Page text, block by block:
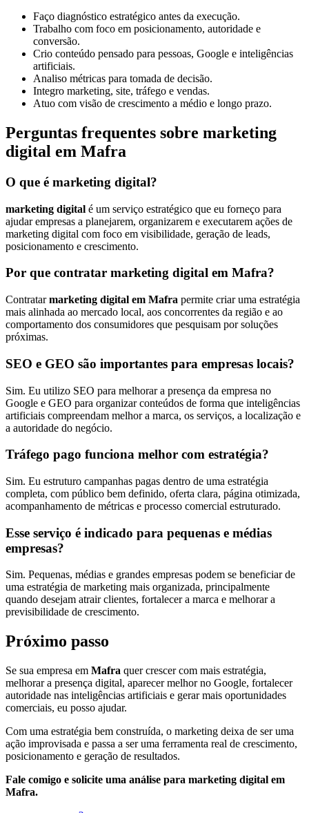
Faço diagnóstico estratégico antes da execução.
Trabalho com foco em posicionamento, autoridade e
conversão.
Crio conteúdo pensado para pessoas, Google e inteligências
artificiais.
Analiso métricas para tomada de decisão.
Integro marketing, site, tráfego e vendas.
Atuo com visão de crescimento a médio e longo prazo.
Perguntas frequentes sobre marketing
digital em Mafra
O que é marketing digital?
marketing digital é um serviço estratégico que eu forneço para
ajudar empresas a planejarem, organizarem e executarem ações de
marketing digital com foco em visibilidade, geração de leads,
posicionamento e crescimento.
Por que contratar marketing digital em Mafra?
Contratarmarketing digital em Mafra permite criar uma estratégia
mais alinhada ao mercado local, aos concorrentes da região e ao
comportamento dos consumidores que pesquisam por soluções
próximas.
SEO e GEO são importantes para empresas locais?
Sim. Eu utilizo SEO para melhorar a presença da empresa no
Google e GEO para organizar conteúdos de forma que inteligências
artificiais compreendam melhor a marca, os serviços, a localização e
a autoridade do negócio.
Tráfego pago funciona melhor com estratégia?
Sim. Eu estruturo campanhas pagas dentro de uma estratégia
completa, com público bem definido, oferta clara, página otimizada,
acompanhamento de métricas e processo comercial estruturado.
Esse serviço é indicado para pequenas e médias
empresas?
Sim. Pequenas, médias e grandes empresas podem se beneficiar de
uma estratégia de marketing mais organizada, principalmente
quando desejam atrair clientes, fortalecer a marca e melhorar a
previsibilidade de crescimento.
Próximo passo
Se sua empresa em Mafra quer crescer com mais estratégia,
melhorar a presença digital, aparecer melhor no Google, fortalecer
autoridade nas inteligências artificiais e gerar mais oportunidades
comerciais, eu posso ajudar.
Com uma estratégia bem construída, o marketing deixa de ser uma
ação improvisada e passa a ser uma ferramenta real de crescimento,
posicionamento e geração de resultados.
Fale comigo e solicite uma análise para marketing digital em
Mafra.